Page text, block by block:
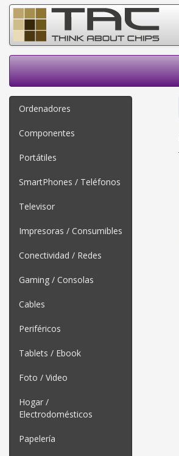
Ordenadores
Componentes
Portátiles
SmartPhones / Teléfonos
Televisor
Impresoras / Consumibles
Conectividad / Redes
Gaming / Consolas
Cables
Periféricos
Tablets / Ebook
Foto / Video
Hogar /
Electrodomésticos
Papelería